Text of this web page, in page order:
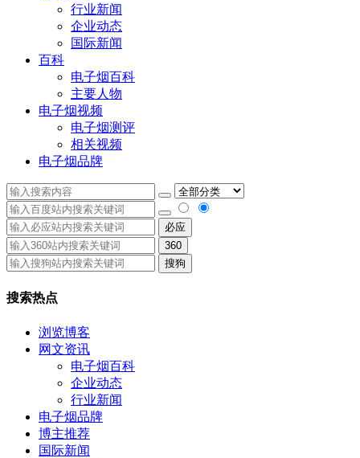
行业新闻
企业动态
国际新闻
百科
电子烟百科
主要人物
电子烟视频
电子烟测评
相关视频
电子烟品牌
必应
360
搜狗
搜索热点
浏览博客
网文资讯
电子烟百科
企业动态
行业新闻
电子烟品牌
博主推荐
国际新闻